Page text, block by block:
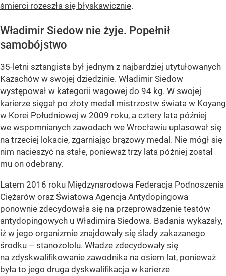
śmierci rozeszła się błyskawicznie.
Władimir Siedow nie żyje. Popełnił
samobójstwo
35-letni sztangista był jednym z najbardziej utytułowanych
Kazachów w swojej dziedzinie. Władimir Siedow
występował w kategorii wagowej do 94 kg. W swojej
karierze sięgał po złoty medal mistrzostw świata w Koyang
w Korei Południowej w 2009 roku, a cztery lata później
we wspomnianych zawodach we Wrocławiu uplasował się
na trzeciej lokacie, zgarniając brązowy medal. Nie mógł się
nim nacieszyć na stałe, ponieważ trzy lata później został
mu on odebrany.
Latem 2016 roku Międzynarodowa Federacja Podnoszenia
Ciężarów oraz Światowa Agencja Antydopingowa
ponownie zdecydowała się na przeprowadzenie testów
antydopingowych u Władimira Siedowa. Badania wykazały,
iż w jego organizmie znajdowały się ślady zakazanego
środku – stanozololu. Władze zdecydowały się
na zdyskwalifikowanie zawodnika na osiem lat, ponieważ
była to jego druga dyskwalifikacja w karierze